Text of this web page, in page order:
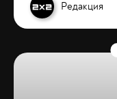
Редакция